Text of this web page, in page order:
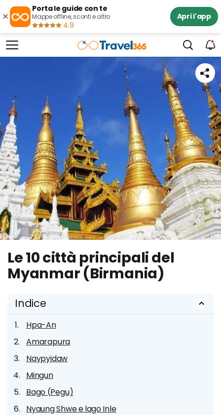
×
Porta le guide con te
Mappe offline, sconti e altro
4.9
Apri l'app
Le 10 città principali del
Myanmar (Birmania)
Indice
Hpa-An
Amarapura
Naypyidaw
Mingun
Bago (Pegu)
Nyaung Shwe e lago Inle